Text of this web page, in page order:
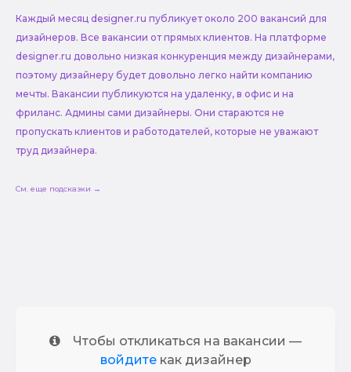
Каждый месяц designer.ru публикует около 200 вакансий для
дизайнеров. Все вакансии от прямых клиентов. На платформе
designer.ru довольно низкая конкуренция между дизайнерами,
поэтому дизайнеру будет довольно легко найти компанию
мечты. Вакансии публикуются на удаленку, в офис и на
фриланс. Админы сами дизайнеры. Они стараются не
пропускать клиентов и работодателей, которые не уважают
труд дизайнера.
См. еще подсказки →
Чтобы откликаться на вакансии —
войдитекак дизайнер